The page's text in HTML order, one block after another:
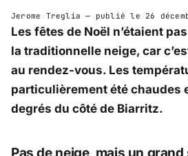
Jerome Treglia — publié le 26
Les fêtes de Noël n’étaient
la traditionnelle neige, car
au rendez-vous. Les
particulièrement été chaudes
degrés du côté de Biarritz.
Pas de neige, mais un grand